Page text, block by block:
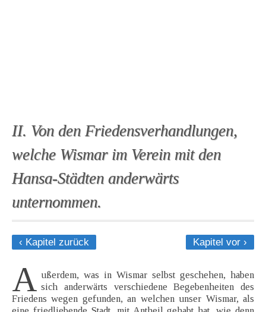
II. Von den Friedensverhandlungen,
welche Wismar im Verein mit den
Hansa-Städten anderwärts
unternommen.
‹ Kapitel zurück Kapitel vor ›
A ußerdem, was in Wismar selbst geschehen, haben
sich anderwärts verschiedene Begebenheiten des
Friedens wegen gefunden, an welchen unser Wismar, als